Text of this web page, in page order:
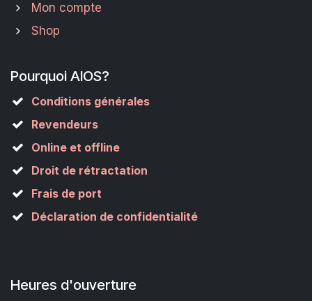
Mon compte
Shop
Pourquoi AIOS?
Conditions générales
Revendeurs
Online et offline
Droit de rétractation
Frais de port
Déclaration de confidentialité
Heures d'ouverture